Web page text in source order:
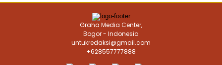
Graha Media Center,
Bogor - Indonesia
untukredaksi@gmail.com
+628557777888